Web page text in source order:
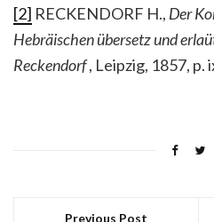
[2] RECKENDORF H., Der
Hebräischen übersetz und
Reckendorf, Leipzig, 1857, p.
Previous Post